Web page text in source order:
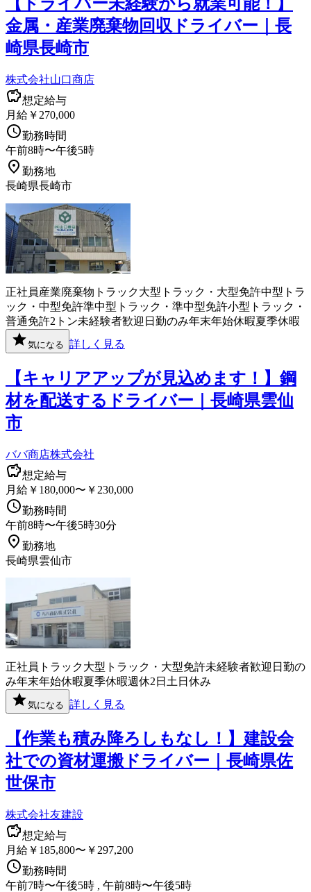
【ドライバー未経験から就業可能！】
金属・産業廃棄物回収ドライバー｜長
崎県長崎市
株式会社山口商店
想定給与
月給￥270,000
勤務時間
午前8時〜午後5時
勤務地
長崎県長崎市
正社員産業廃棄物 トラック大型トラック・大型免許中型トラ
ック・中型免許準中型トラック・準中型免許小型トラック・
普通免許2トン未経験者歓迎 日勤のみ年末年始休暇夏季休暇
気になる 詳しく見る
【キャリアアップが見込めます！】鋼
材を配送するドライバー｜長崎県雲仙
市
ババ商店株式会社
想定給与
月給￥180,000〜￥230,000
勤務時間
午前8時〜午後5時30分
勤務地
長崎県雲仙市
正社員 トラック大型トラック・大型免許未経験者歓迎 日勤の
み年末年始休暇夏季休暇週休2日 土日休み
気になる 詳しく見る
【作業も積み降ろしもなし！】建設会
社での資材運搬ドライバー｜長崎県佐
世保市
株式会社友建設
想定給与
月給￥185,800〜￥297,200
勤務時間
午前7時〜午後5時 , 午前8時〜午後5時